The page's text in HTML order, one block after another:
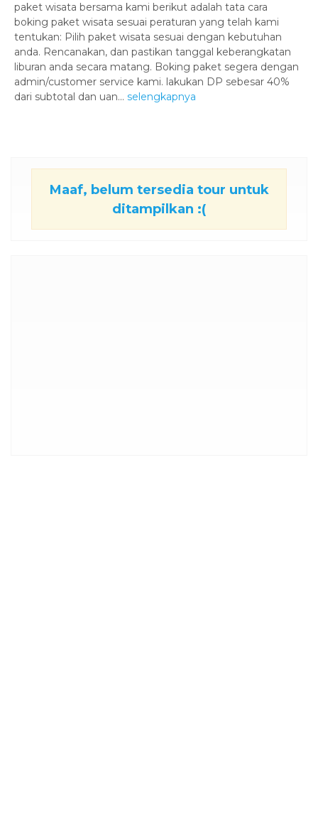
paket wisata bersama kami berikut adalah tata cara
boking paket wisata sesuai peraturan yang telah kami
tentukan: Pilih paket wisata sesuai dengan kebutuhan
anda. Rencanakan, dan pastikan tanggal keberangkatan
liburan anda secara matang. Boking paket segera dengan
admin/customer service kami. lakukan DP sebesar 40%
dari subtotal dan uan... selengkapnya
Maaf, belum tersedia tour untuk
ditampilkan :(